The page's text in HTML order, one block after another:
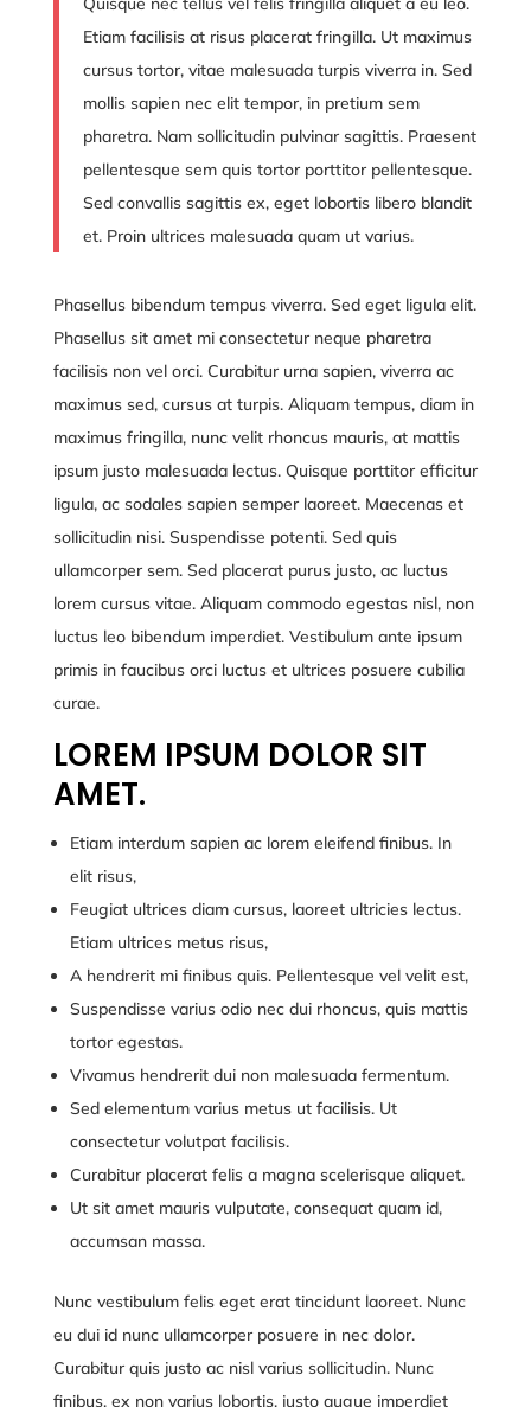
Etiam facilisis at risus placerat fringilla. Ut maximus
cursus tortor, vitae malesuada turpis viverra in. Sed
mollis sapien nec elit tempor, in pretium sem
pharetra. Nam sollicitudin pulvinar sagittis. Praesent
pellentesque sem quis tortor porttitor pellentesque.
Sed convallis sagittis ex, eget lobortis libero blandit
et. Proin ultrices malesuada quam ut varius.
Phasellus bibendum tempus viverra. Sed eget ligula elit.
Phasellus sit amet mi consectetur neque pharetra
facilisis non vel orci. Curabitur urna sapien, viverra ac
maximus sed, cursus at turpis. Aliquam tempus, diam in
maximus fringilla, nunc velit rhoncus mauris, at mattis
ipsum justo malesuada lectus. Quisque porttitor efficitur
ligula, ac sodales sapien semper laoreet. Maecenas et
sollicitudin nisi. Suspendisse potenti. Sed quis
ullamcorper sem. Sed placerat purus justo, ac luctus
lorem cursus vitae. Aliquam commodo egestas nisl, non
luctus leo bibendum imperdiet. Vestibulum ante ipsum
primis in faucibus orci luctus et ultrices posuere cubilia
curae.
LOREM IPSUM DOLOR SIT
AMET.
Etiam interdum sapien ac lorem eleifend finibus. In
elit risus,
Feugiat ultrices diam cursus, laoreet ultricies lectus.
Etiam ultrices metus risus,
A hendrerit mi finibus quis. Pellentesque vel velit est,
Suspendisse varius odio nec dui rhoncus, quis mattis
tortor egestas.
Vivamus hendrerit dui non malesuada fermentum.
Sed elementum varius metus ut facilisis. Ut
consectetur volutpat facilisis.
Curabitur placerat felis a magna scelerisque aliquet.
Ut sit amet mauris vulputate, consequat quam id,
accumsan massa.
Nunc vestibulum felis eget erat tincidunt laoreet. Nunc
eu dui id nunc ullamcorper posuere in nec dolor.
Curabitur quis justo ac nisl varius sollicitudin. Nunc
finibus, ex non varius lobortis, justo augue imperdiet